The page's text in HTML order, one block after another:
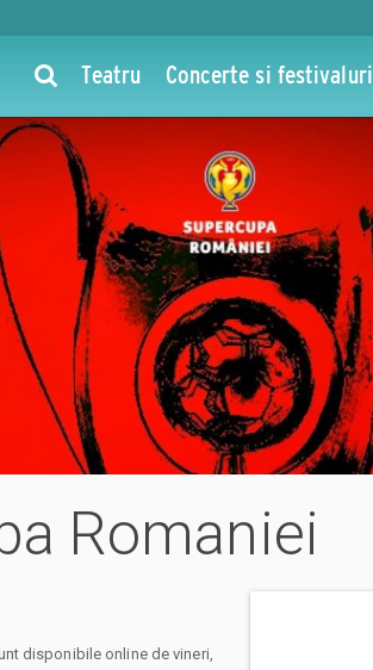
Teatru Concerte si festivaluri
Romaniei
disponibile online de vineri,